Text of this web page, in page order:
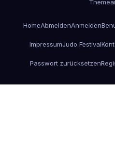
HomeAbmeldenAnmelden
ImpressumJudo Festival
Passwort zurücksetzen